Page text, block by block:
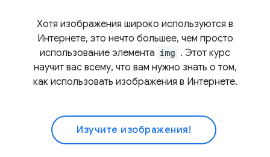
Хотя изображения широко используются в
Интернете, это нечто большее, чем просто
использование элемента img . Этот курс
научит вас всему, что вам нужно знать о том,
как использовать изображения в Интернете.
Изучите изображения!